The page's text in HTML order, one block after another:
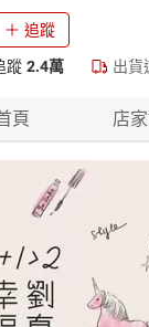
追蹤
蹤 2.4萬 出貨
頁 店